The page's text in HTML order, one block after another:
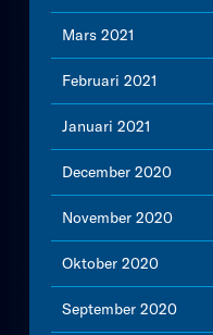
Mars 2021
Februari 2021
Januari 2021
December 2020
November 2020
Oktober 2020
September 2020